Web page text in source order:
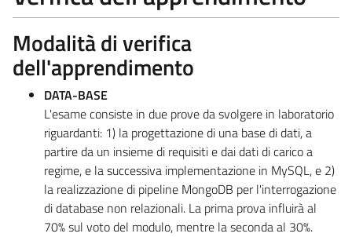
Modalità di verifica
dell'apprendimento
DATA-BASE
L'esame consiste in due prove da svolgere in laboratorio
riguardanti: 1) la progettazione di una base di dati, a
partire da un insieme di requisiti e dai dati di carico a
regime, e la successiva implementazione in MySQL, e 2)
la realizzazione di pipeline MongoDB per l'interrogazione
di database non relazionali. La prima prova influirà al
70% sul voto del modulo, mentre la seconda al 30%.